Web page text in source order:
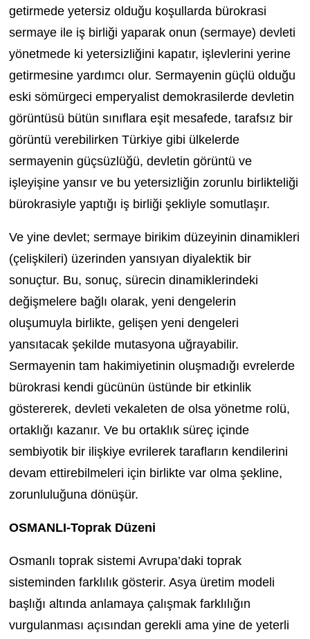
getirmede yetersiz olduğu koşullarda bürokrasi
sermaye ile iş birliği yaparak onun (sermaye) devleti
yönetmede ki yetersizliğini kapatır, işlevlerini yerine
getirmesine yardımcı olur. Sermayenin güçlü olduğu
eski sömürgeci emperyalist demokrasilerde devletin
görüntüsü bütün sınıflara eşit mesafede, tarafsız bir
görüntü verebilirken Türkiye gibi ülkelerde
sermayenin güçsüzlüğü, devletin görüntü ve
işleyişine yansır ve bu yetersizliğin zorunlu birlikteliği
bürokrasiyle yaptığı iş birliği şekliyle somutlaşır.
Ve yine devlet; sermaye birikim düzeyinin dinamikleri
(çelişkileri) üzerinden yansıyan diyalektik bir
sonuçtur. Bu, sonuç, sürecin dinamiklerindeki
değişmelere bağlı olarak, yeni dengelerin
oluşumuyla birlikte, gelişen yeni dengeleri
yansıtacak şekilde mutasyona uğrayabilir.
Sermayenin tam hakimiyetinin oluşmadığı evrelerde
bürokrasi kendi gücünün üstünde bir etkinlik
göstererek, devleti vekaleten de olsa yönetme rolü,
ortaklığı kazanır. Ve bu ortaklık süreç içinde
sembiyotik bir ilişkiye evrilerek tarafların kendilerini
devam ettirebilmeleri için birlikte var olma şekline,
zorunluluğuna dönüşür.
OSMANLI-Toprak Düzeni
Osmanlı toprak sistemi Avrupa’daki toprak
sisteminden farklılık gösterir. Asya üretim modeli
başlığı altında anlamaya çalışmak farklılığın
vurgulanması açısından gerekli ama yine de yeterli